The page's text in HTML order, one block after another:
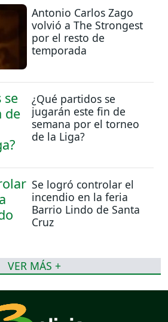
Antonio Carlos Zago
volvió a The Strongest
por el resto de
temporada
¿Qué partidos se
jugarán este fin de
semana por el torneo
de la Liga?
Se logró controlar el
incendio en la feria
Barrio Lindo de Santa
Cruz
VER MÁS +